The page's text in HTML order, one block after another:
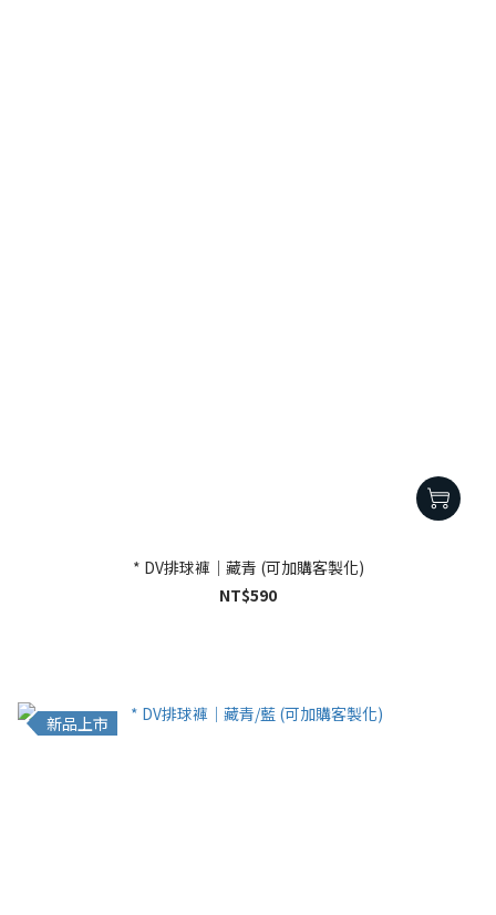
* DV排球褲｜藏青 (可加購客製化)
NT$590
新品上市